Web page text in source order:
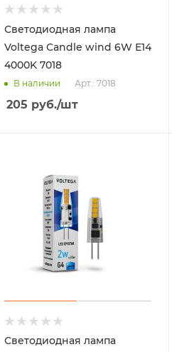
Светодиодная лампа
Voltega Candle wind 6W Е14
4000K 7018
В наличии Арт.: 7018
205 руб./шт
Светодиодная лампа